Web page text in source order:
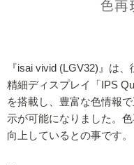
『isai vivid (LGV32)』は
精細ディスプレイ「IPS
を搭載し、豊富な色情報
示が可能になりました。
向上しているとの事です。